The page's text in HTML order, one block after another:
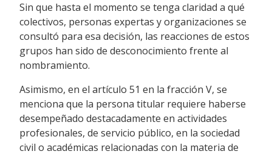
Sin que hasta el momento se tenga claridad a qué
colectivos, personas expertas y organizaciones se
consultó para esa decisión, las reacciones de estos
grupos han sido de desconocimiento frente al
nombramiento.
Asimismo, en el artículo 51 en la fracción V, se
menciona que la persona titular requiere haberse
desempeñado destacadamente en actividades
profesionales, de servicio público, en la sociedad
civil o académicas relacionadas con la materia de